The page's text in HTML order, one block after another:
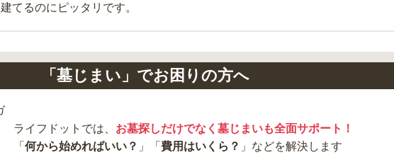
建てるのにピッタリです。
「墓じまい」でお困りの方へ
ライフドットでは、 お墓探しだけでなく墓じまいも全面サポート！
「 何から始めればいい？ 」「 費用はいくら？ 」などを解決します